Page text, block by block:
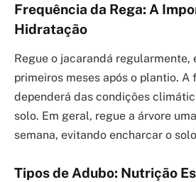
Frequência da Rega: A
Hidratação
Regue o jacarandá regularmente,
primeiros meses após o plantio. A
dependerá das condições
solo. Em geral, regue a árvore
semana, evitando encharcar o
Tipos de Adubo: Nutrição